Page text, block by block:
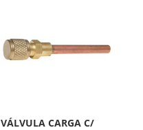
VÁLVULA CARGA C/